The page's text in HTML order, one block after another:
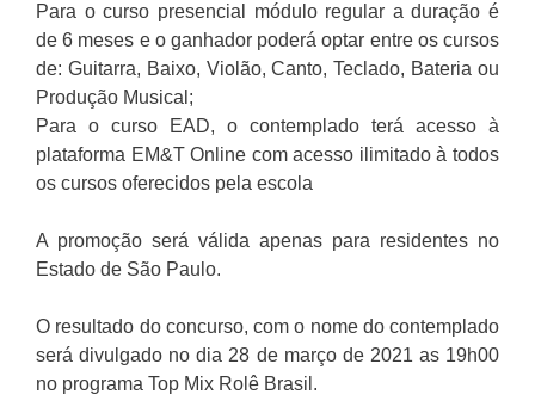
Para o curso presencial módulo regular a duração é
de 6 meses e o ganhador poderá optar entre os cursos
de: Guitarra, Baixo, Violão, Canto, Teclado, Bateria ou
Produção Musical;
Para o curso EAD, o contemplado terá acesso à
plataforma EM&T Online com acesso ilimitado à todos
os cursos oferecidos pela escola
A promoção será válida apenas para residentes no
Estado de São Paulo.
O resultado do concurso, com o nome do contemplado
será divulgado no dia 28 de março de 2021 as 19h00
no programa Top Mix Rolê Brasil.